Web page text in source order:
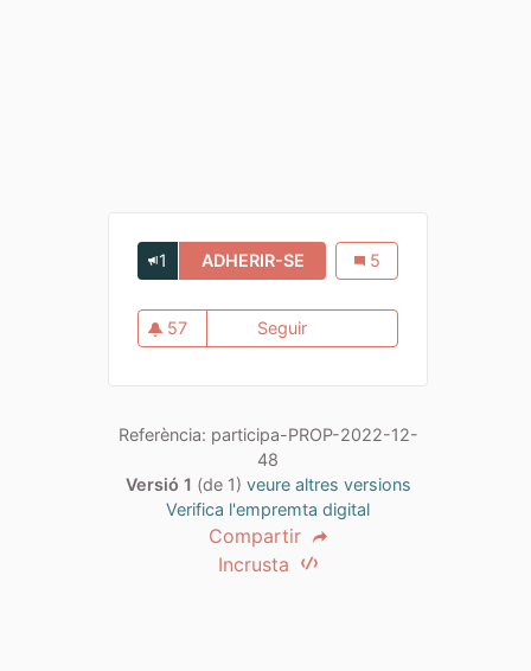
1 ADHERIR-SE PARC DE LA CIUTAT:
Parc de la ciutat:
5
57
57 seguidores
Seguir
Referència: participa-PROP-2022-12-
48
Versió 1 (de 1) veure altres versions
Verifica l'empremta digital
Compartir
Incrusta